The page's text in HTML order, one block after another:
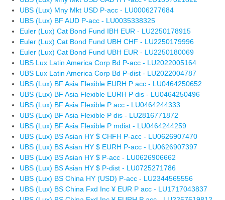
UBS (Lux) Mny Mkt USD P-acc - LU0006277684
UBS (Lux) BF AUD P-acc - LU0035338325
Euler (Lux) Cat Bond Fund IBH EUR - LU2250178915
Euler (Lux) Cat Bond Fund UBH CHF - LU2250179996
Euler (Lux) Cat Bond Fund UBH EUR - LU2250180069
UBS Lux Latin America Corp Bd P-acc - LU2022005164
UBS Lux Latin America Corp Bd P-dist - LU2022004787
UBS (Lux) BF Asia Flexible EURH P acc - LU0464250652
UBS (Lux) BF Asia Flexible EURH P dis - LU0464250496
UBS (Lux) BF Asia Flexible P acc - LU0464244333
UBS (Lux) BF Asia Flexible P dis - LU2816771872
UBS (Lux) BF Asia Flexible P mdist - LU0464244259
UBS (Lux) BS Asian HY $ CHFH P-acc - LU0626907470
UBS (Lux) BS Asian HY $ EURH P-acc - LU0626907397
UBS (Lux) BS Asian HY $ P-acc - LU0626906662
UBS (Lux) BS Asian HY $ P-dist - LU0725271786
UBS (Lux) BS China HY (USD) P-acc - LU2344565556
UBS (Lux) BS China Fxd Inc ¥ EUR P acc - LU1717043837